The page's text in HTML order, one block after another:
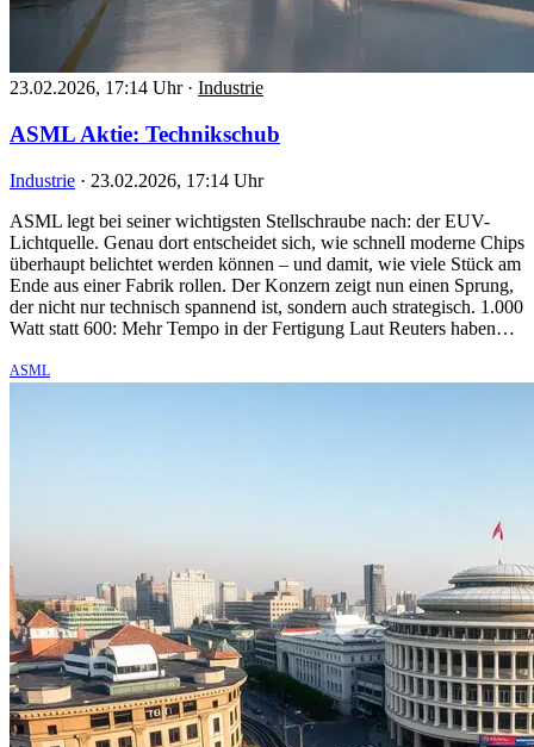
23.02.2026, 17:14 Uhr · Industrie
ASML Aktie: Technikschub
Industrie · 23.02.2026, 17:14 Uhr
ASML legt bei seiner wichtigsten Stellschraube nach: der EUV-
Lichtquelle. Genau dort entscheidet sich, wie schnell moderne Chips
überhaupt belichtet werden können – und damit, wie viele Stück am
Ende aus einer Fabrik rollen. Der Konzern zeigt nun einen Sprung,
der nicht nur technisch spannend ist, sondern auch strategisch. 1.000
Watt statt 600: Mehr Tempo in der Fertigung Laut Reuters haben…
ASML